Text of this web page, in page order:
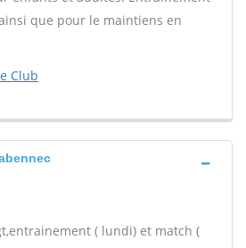
que pour le maintiens en
Club
( lundi) et match (